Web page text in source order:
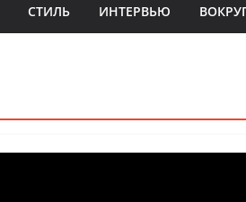
СТИЛЬ ИНТЕРВЬЮ